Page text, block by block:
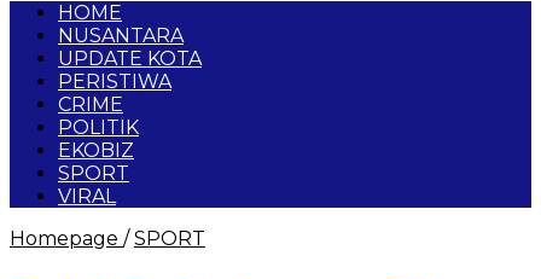
HOME
NUSANTARA
UPDATE KOTA
PERISTIWA
CRIME
POLITIK
EKOBIZ
SPORT
VIRAL
Homepage / SPORT